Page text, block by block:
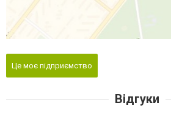
Це моє підприємство
Відгуки